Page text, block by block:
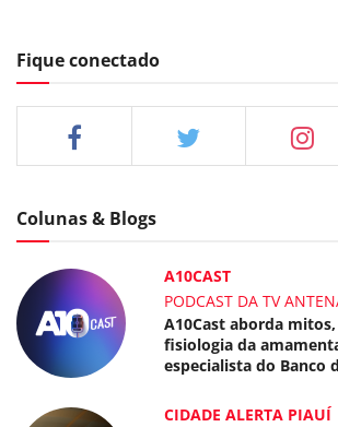
Fique conectado
Colunas & Blogs
A10CAST
PODCAST DA TV
A10Cast aborda
fisiologia da
especialista do Banco
CIDADE ALERTA PIAUÍ